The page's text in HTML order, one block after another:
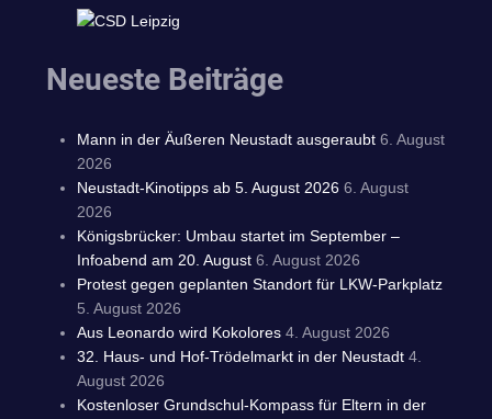
Neueste Beiträge
Mann in der Äußeren Neustadt ausgeraubt 6. August
2026
Neustadt-Kinotipps ab 5. August 2026 6. August
2026
Königsbrücker: Umbau startet im September –
Infoabend am 20. August 6. August 2026
Protest gegen geplanten Standort für LKW-Parkplatz
5. August 2026
Aus Leonardo wird Kokolores 4. August 2026
32. Haus- und Hof-Trödelmarkt in der Neustadt 4.
August 2026
Kostenloser Grundschul-Kompass für Eltern in der